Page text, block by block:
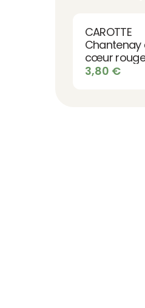
CAROTTE
Chantenay
cœur
1000 graines
3,80 €